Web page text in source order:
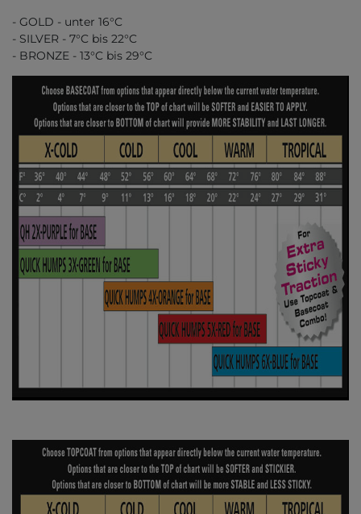
- GOLD - unter 16°C
- SILVER - 7°C bis 22°C
- BRONZE - 13°C bis 29°C